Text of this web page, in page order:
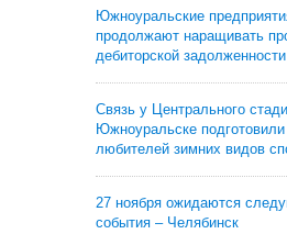
Южноуральские
продолжают наращивать
дебиторской задолженности
Связь у Центрального
Южноуральске
любителей зимних видов
27 ноября ожидаются
события – Челябинск